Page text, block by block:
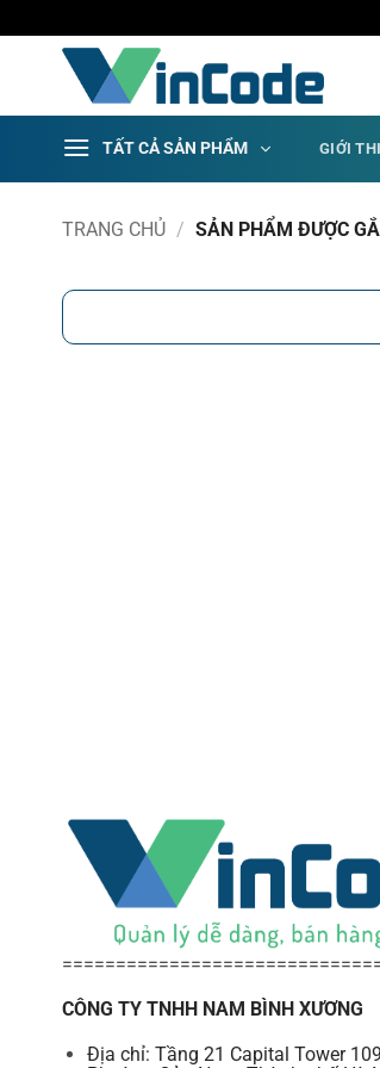
qua
TẤT CẢ SẢN PHẨM GIỚI
TRANG CHỦ / SẢN PHẨM ĐƯỢC
CÔNG TY TNHH NAM BÌNH XƯƠNG
Địa chỉ: Tầng 21 Capital Tower